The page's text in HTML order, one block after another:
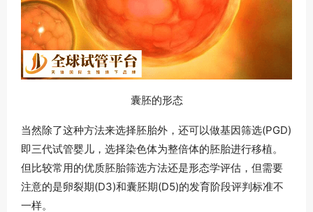
囊胚的形态
当然除了这种方法来选择胚胎外，还可以做基因筛选(PGD)
即三代试管婴儿，选择染色体为整倍体的胚胎进行移植。
但比较常用的优质胚胎筛选方法还是形态学评估，但需要
注意的是卵裂期(D3)和囊胚期(D5)的发育阶段评判标准不
一样。